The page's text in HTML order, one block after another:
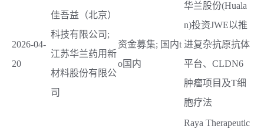
2026-04-
20
佳吾益（北京）
科技有限公司;
江苏华兰药用新
材料股份有限公
司
资金募集; 国内t
o国内
华兰股份(Huala
n)投资JWE以推
进复杂抗原抗体
平台、CLDN6
肿瘤项目及T细
胞疗法
Raya Therapeutic